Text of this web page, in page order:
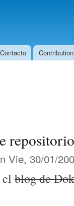
Contacto
Vie, 30/01/
blog de